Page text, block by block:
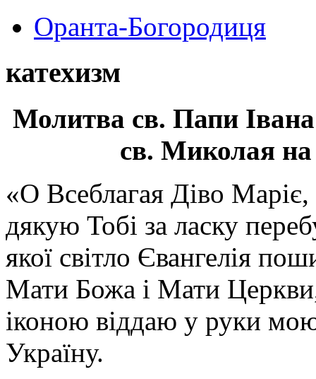
Оранта-Богородиця
катехизм
Молитва св. Папи
св. Миколая на
«О Всеблагая Діво
дякую Тобі за ласку
якої світло Євангелія
Мати Божа і Мати
іконою віддаю у руки
Україну.